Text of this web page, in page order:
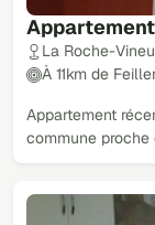
La Roche-
À 11km de
Appartement
commune proche